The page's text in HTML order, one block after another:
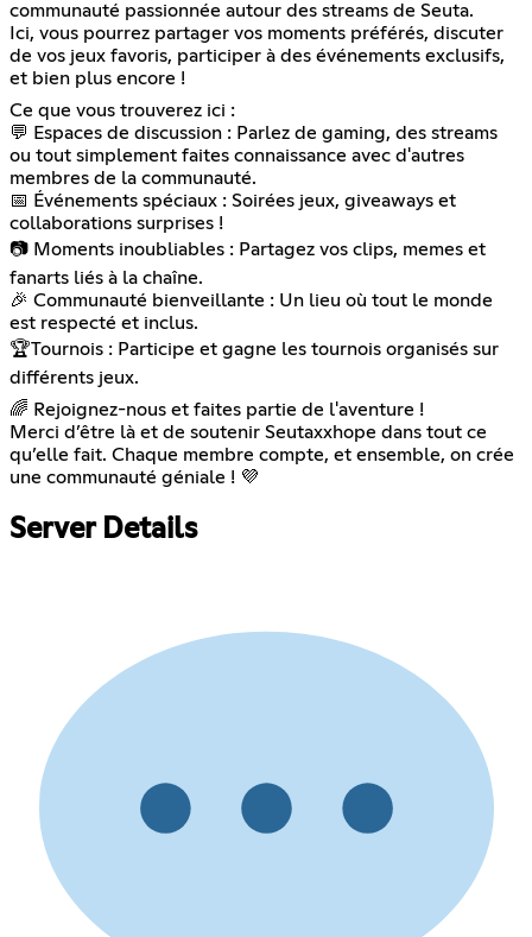
communauté passionnée autour des streams de Seuta.
Ici, vous pourrez partager vos moments préférés, discuter
de vos jeux favoris, participer à des événements exclusifs,
et bien plus encore !
Ce que vous trouverez ici :
💬 Espaces de discussion : Parlez de gaming, des streams
ou tout simplement faites connaissance avec d'autres
membres de la communauté.
📅 Événements spéciaux : Soirées jeux, giveaways et
collaborations surprises !
📷 Moments inoubliables : Partagez vos clips, memes et
fanarts liés à la chaîne.
🎉 Communauté bienveillante : Un lieu où tout le monde
est respecté et inclus.
🏆Tournois : Participe et gagne les tournois organisés sur
différents jeux.
🌈 Rejoignez-nous et faites partie de l'aventure !
Merci d’être là et de soutenir Seutaxxhope dans tout ce
qu’elle fait. Chaque membre compte, et ensemble, on crée
une communauté géniale ! 💜
Server Details